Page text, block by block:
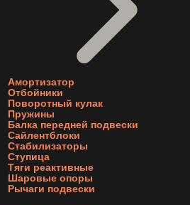
Амортизатор
Отбойники
Поворотный кулак
Пружины
Балка передней подвески
Сайлентблоки
Стабилизаторы
Ступица
Тяги реактивные
Шаровые опоры
Рычаги подвески